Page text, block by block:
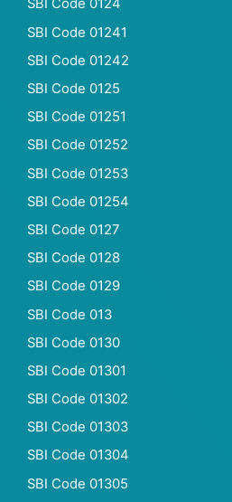
SBI Code 0124
SBI Code 01241
SBI Code 01242
SBI Code 0125
SBI Code 01251
SBI Code 01252
SBI Code 01253
SBI Code 01254
SBI Code 0127
SBI Code 0128
SBI Code 0129
SBI Code 013
SBI Code 0130
SBI Code 01301
SBI Code 01302
SBI Code 01303
SBI Code 01304
SBI Code 01305